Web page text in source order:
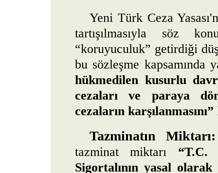
Yeni Türk Ceza
tartışılmasıyla söz
“koruyuculuk” getirdiği
bu sözleşme kapsamında
hükmedilen kusurlu
cezaları ve paraya
cezaların karşılanmasını”
Tazminatın Miktarı:
tazminat miktarı “T.C.
Sigortalının yasal